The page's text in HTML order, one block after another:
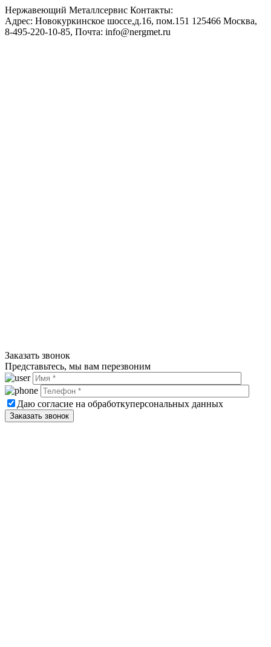
Нержавеющий Металлсервис Контакты:
Адрес: Новокуркинское шоссе,д.16, пом.151 125466 Москва,
8-495-220-10-85, Почта: info@nergmet.ru
Заказать звонок
Представьтесь, мы вам перезвоним
Даю согласие на обработкуперсональных данных